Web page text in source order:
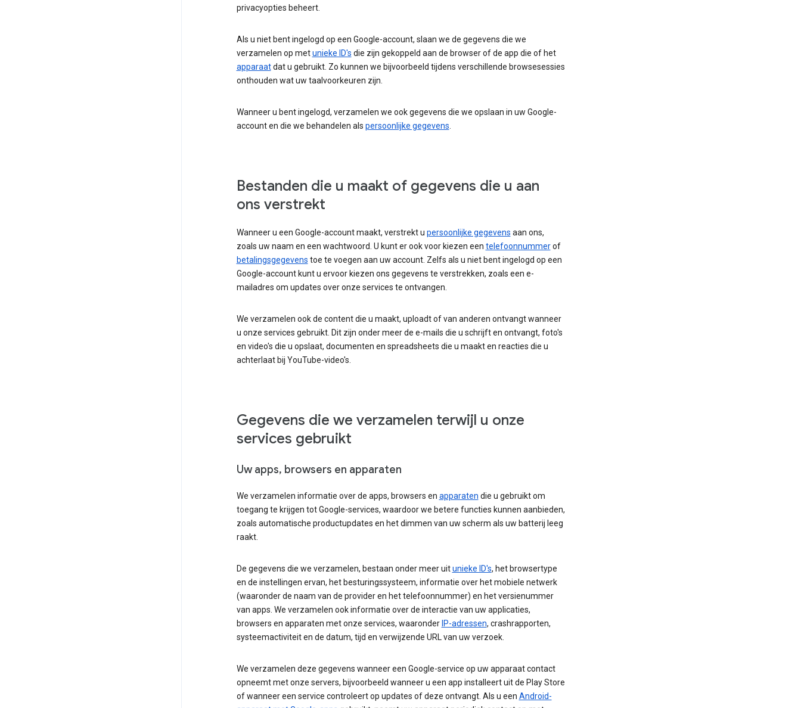
privacyopties beheert.
Als u niet bent ingelogd op een Google-account, slaan we de gegevens die we
verzamelen op metunieke ID's die zijn gekoppeld aan de browser of de app die of het
apparaatdat u gebruikt. Zo kunnen we bijvoorbeeld tijdens verschillende browsesessies
onthouden wat uw taalvoorkeuren zijn.
Wanneer u bent ingelogd, verzamelen we ook gegevens die we opslaan in uw Google-
account en die we behandelen als persoonlijke gegevens.
Bestanden die u maakt of gegevens die u aan
ons verstrekt
Wanneer u een Google-account maakt, verstrekt u persoonlijke gegevens aan ons,
zoals uw naam en een wachtwoord. U kunt er ook voor kiezen een telefoonnummerof
betalingsgegevens toe te voegen aan uw account. Zelfs als u niet bent ingelogd op een
Google-account kunt u ervoor kiezen ons gegevens te verstrekken, zoals een e-
mailadres om updates over onze services te ontvangen.
We verzamelen ook de content die u maakt, uploadt of van anderen ontvangt wanneer
u onze services gebruikt. Dit zijn onder meer de e-mails die u schrijft en ontvangt, foto's
en video's die u opslaat, documenten en spreadsheets die u maakt en reacties die u
achterlaat bij YouTube-video's.
Gegevens die we verzamelen terwijl u onze
services gebruikt
Uw apps, browsers en apparaten
We verzamelen informatie over de apps, browsers en apparaten die u gebruikt om
toegang te krijgen tot Google-services, waardoor we betere functies kunnen aanbieden,
zoals automatische productupdates en het dimmen van uw scherm als uw batterij leeg
raakt.
De gegevens die we verzamelen, bestaan onder meer uitunieke ID's, het browsertype
en de instellingen ervan, het besturingssysteem, informatie over het mobiele netwerk
(waaronder de naam van de provider en het telefoonnummer) en het versienummer
van apps. We verzamelen ook informatie over de interactie van uw applicaties,
browsers en apparaten met onze services, waaronder IP-adressen, crashrapporten,
systeemactiviteit en de datum, tijd en verwijzende URL van uw verzoek.
We verzamelen deze gegevens wanneer een Google-service op uw apparaat contact
opneemt met onze servers, bijvoorbeeld wanneer u een app installeert uit de Play Store
of wanneer een service controleert op updates of deze ontvangt. Als u een Android-